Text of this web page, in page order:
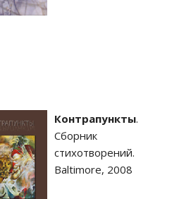
Контрапункты.
Сборник
стихотворений.
Baltimore, 2008